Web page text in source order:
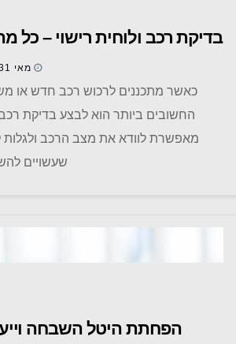
בדיקת רכב ולוחית רישוי – כל
מאי 31, 2026
כאשר מתכננים לרכוש רכב חדש או
החשובים ביותר הוא לבצע בדיקת רכב
מאפשרת לוודא את מצב הרכב ולגלות
שעשויים
הפחתת היטל השבחה